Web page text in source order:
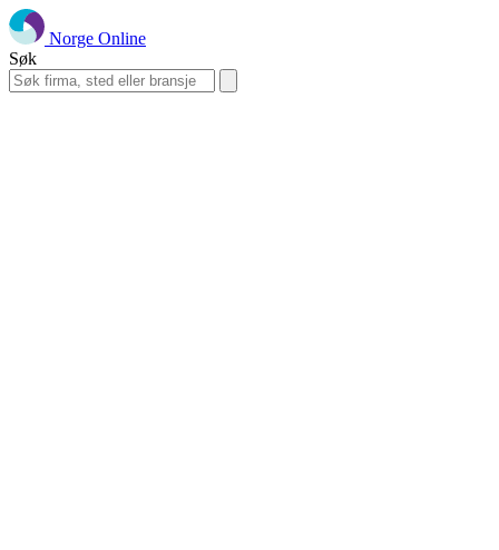
Norge Online
Søk